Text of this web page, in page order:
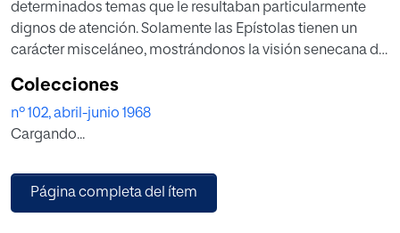
determinados temas que le resultaban particularmente
dignos de atención. Solamente las Epístolas tienen un
carácter misceláneo, mostrándonos la visión senecana de
Entre estas obras, la de menor extensión es el De
Clementia. Sin embargo, las dimensiones que
actualmente tiene el tratado no responden a las que
longitud del único libro que ha llegado completo hasta
nosotros. No sabemos ciertamente si los libros que faltan -
Colecciones
nº 102, abril-junio 1968
Cargando...
Página completa del ítem